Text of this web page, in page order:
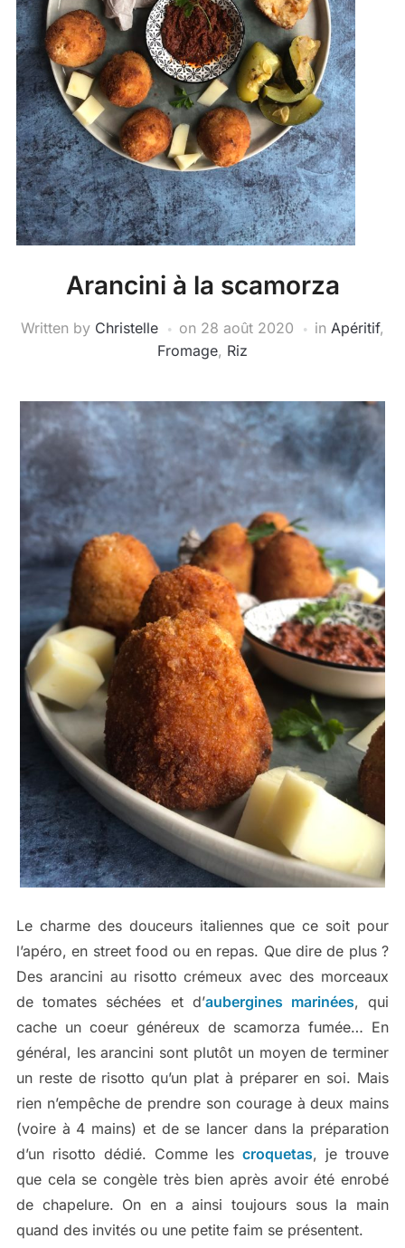
Arancini à la scamorza
Written by Christelle on 28 août 2020 in Apéritif,
Fromage, Riz
Le charme des douceurs italiennes que ce soit pour
l’apéro, en street food ou en repas. Que dire de plus ?
Des arancini au risotto crémeux avec des morceaux
de tomates séchées et d’aubergines marinées, qui
cache un coeur généreux de scamorza fumée… En
général, les arancini sont plutôt un moyen de terminer
un reste de risotto qu’un plat à préparer en soi. Mais
rien n’empêche de prendre son courage à deux mains
(voire à 4 mains) et de se lancer dans la préparation
d’un risotto dédié. Comme lescroquetas, je trouve
que cela se congèle très bien après avoir été enrobé
de chapelure. On en a ainsi toujours sous la main
quand des invités ou une petite faim se présentent.